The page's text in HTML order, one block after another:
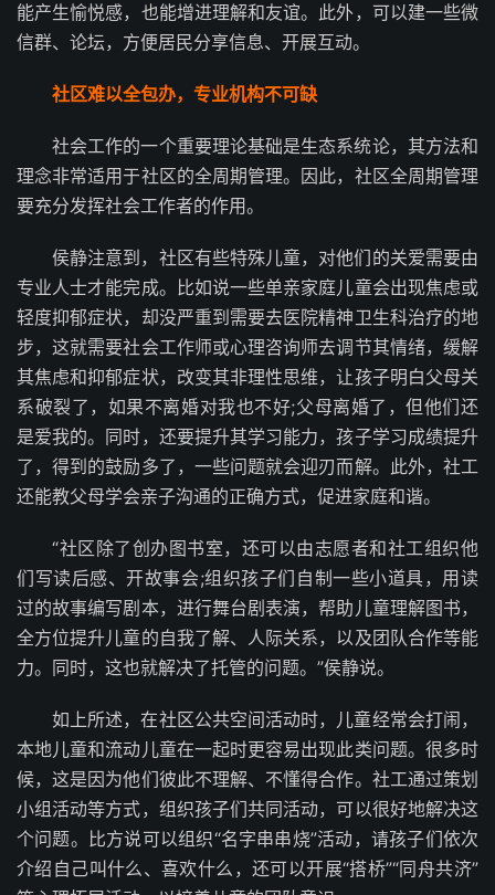
能产生愉悦感，也能增进理解和友谊。此外，可以建一些微
信群、论坛，方便居民分享信息、开展互动。
社区难以全包办，专业机构不可缺
社会工作的一个重要理论基础是生态系统论，其方法和
理念非常适用于社区的全周期管理。因此，社区全周期管理
要充分发挥社会工作者的作用。
侯静注意到，社区有些特殊儿童，对他们的关爱需要由
专业人士才能完成。比如说一些单亲家庭儿童会出现焦虑或
轻度抑郁症状，却没严重到需要去医院精神卫生科治疗的地
步，这就需要社会工作师或心理咨询师去调节其情绪，缓解
其焦虑和抑郁症状，改变其非理性思维，让孩子明白父母关
系破裂了，如果不离婚对我也不好;父母离婚了，但他们还
是爱我的。同时，还要提升其学习能力，孩子学习成绩提升
了，得到的鼓励多了，一些问题就会迎刃而解。此外，社工
还能教父母学会亲子沟通的正确方式，促进家庭和谐。
“社区除了创办图书室，还可以由志愿者和社工组织他
们写读后感、开故事会;组织孩子们自制一些小道具，用读
过的故事编写剧本，进行舞台剧表演，帮助儿童理解图书，
全方位提升儿童的自我了解、人际关系，以及团队合作等能
力。同时，这也就解决了托管的问题。”侯静说。
如上所述，在社区公共空间活动时，儿童经常会打闹，
本地儿童和流动儿童在一起时更容易出现此类问题。很多时
候，这是因为他们彼此不理解、不懂得合作。社工通过策划
小组活动等方式，组织孩子们共同活动，可以很好地解决这
个问题。比方说可以组织“名字串串烧”活动，请孩子们依次
介绍自己叫什么、喜欢什么，还可以开展“搭桥”“同舟共济”